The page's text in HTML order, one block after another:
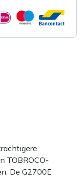
TOBROCO-
De G2700E